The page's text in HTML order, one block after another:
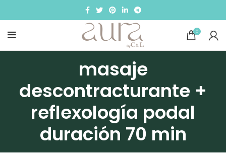
0
masaje
descontracturante +
reflexología podal
duración 70 min